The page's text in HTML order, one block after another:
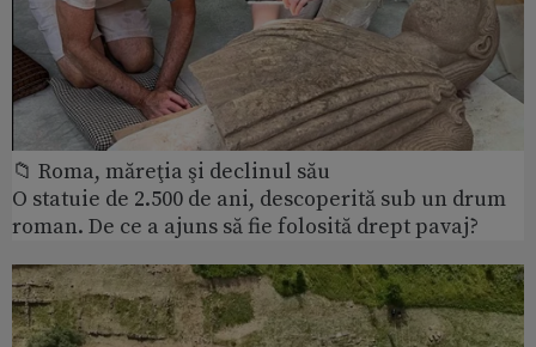
📁 Roma, măreţia şi declinul său
O statuie de 2.500 de ani, descoperită sub un drum
roman. De ce a ajuns să fie folosită drept pavaj?